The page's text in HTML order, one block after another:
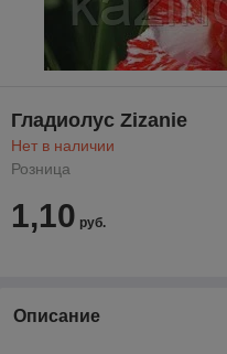
Гладиолус Zizanie
Нет в наличии
Розница
1,10 руб.
Описание